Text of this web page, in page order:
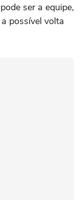
ser a equipe,
possível volta